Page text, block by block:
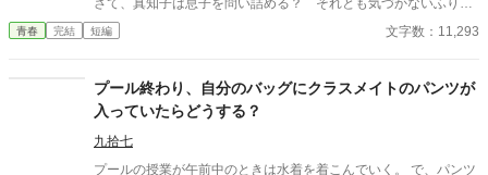
さて、真知子は息子を問い詰める？ それとも気づかないふりを
青春 完結 短編 文字数：11,293
プール終わり、自分のバッグにクラスメイトのパンツが
入っていたらどうする？
九拾七
プールの授業が午前中のときは水着を着こんでいく。 で、パンツ